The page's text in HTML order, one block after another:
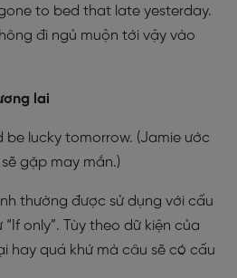
to bed that late yesterday.
đi ngủ muộn tới vậy vào
lai
be lucky tomorrow. (Jamie ước
gặp may mắn.)
thường được sử dụng với cấu
only”. Tùy theo dữ kiện của
hay quá khứ mà câu sẽ có cấu